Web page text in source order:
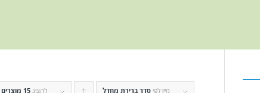
מיין לפי סדר ברירת מחדל לחץלְהַצִיג 15 מוצרים לדף